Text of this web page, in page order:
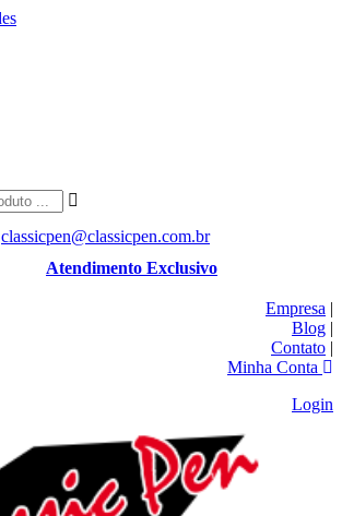
classicpen@classicpen.com.br
Atendimento Exclusivo
Empresa |
Blog |
Contato |
Minha Conta
Login